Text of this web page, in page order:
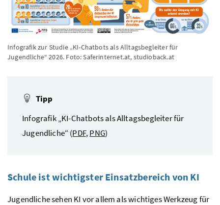
Infografik zur Studie „KI-Chatbots als Alltagsbegleiter für
Jugendliche“ 2026. Foto: Saferinternet.at, studioback.at
Tipp
Infografik „KI-Chatbots als Alltagsbegleiter für
Jugendliche“ (PDF,PNG)
Schule ist wichtigster Einsatzbereich von KI
Jugendliche sehen KI vor allem als wichtiges Werkzeug für